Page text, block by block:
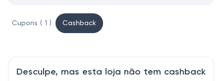
Cupons ( 1 ) Cashback
Desculpe, mas esta loja não tem cashback